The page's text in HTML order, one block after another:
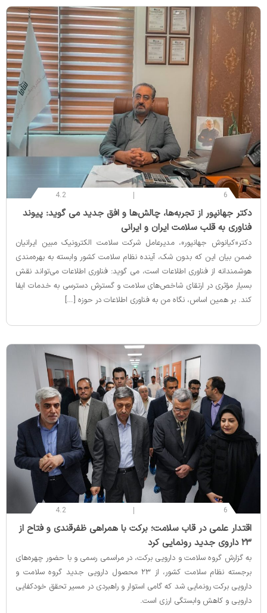
6
4.2
‌دکتر جهانپور از تجربه‌ها، چالش‌ها و افق جدید می گوید: پیوند
فناوری به قلب سلامت ایران و ایرانی
دکتر«کیانوش جهانپور»، مدیرعامل شرکت سلامت الکترونیک مبین ایرانیان
ضمن بیان این که بدون شک، آینده نظام سلامت کشور وابسته به بهره‌مندی
هوشمندانه از فناوری اطلاعات است، می گوید: فناوری اطلاعات می‌تواند نقش
بسیار مؤثری در ارتقای شاخص‌های سلامت و گسترش دسترسی به خدمات ایفا
کند. بر همین اساس، نگاه من به فناوری اطلاعات در حوزه […]
6
4.2
‌اقتدار علمی در قاب سلامت؛ برکت با همراهی ظفرقندی و فتاح از
۲۳ داروی جدید رونمایی کرد
به گزارش گروه سلامت و دارویی برکت، در مراسمی رسمی و با حضور چهره‌های
برجسته نظام سلامت کشور، از ۲۳ محصول دارویی جدید گروه سلامت و
دارویی برکت رونمایی شد که گامی استوار و راهبردی در مسیر تحقق خودکفایی
دارویی و کاهش وابستگی ارزی است.